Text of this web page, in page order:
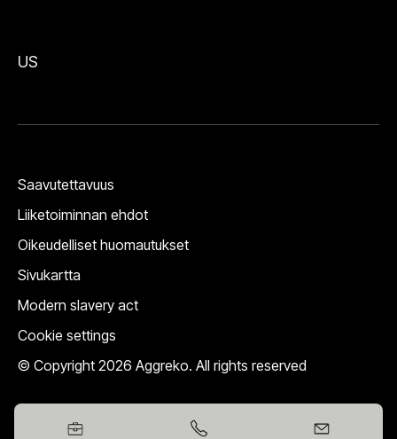
US
© Copyright 2026 Aggreko. All rights reserved
Saavutettavuus
Liiketoiminnan ehdot
Oikeudelliset huomautukset
Sivukartta
Modern slavery act
Cookie settings